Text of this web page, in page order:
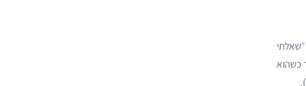
כשהוא